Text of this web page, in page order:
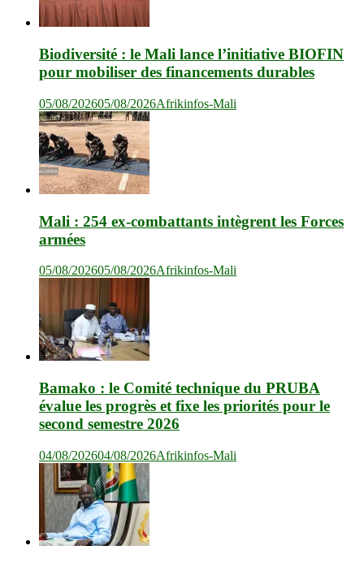
Biodiversité : le Mali lance l’initiative BIOFIN
pour mobiliser des financements durables
05/08/202605/08/2026Afrikinfos-Mali
Mali : 254 ex-combattants intègrent les Forces
armées
05/08/202605/08/2026Afrikinfos-Mali
Bamako : le Comité technique du PRUBA
évalue les progrès et fixe les priorités pour le
second semestre 2026
04/08/202604/08/2026Afrikinfos-Mali